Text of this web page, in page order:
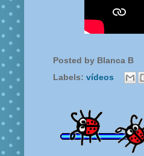
Posted by Blanca B
Labels: vídeos